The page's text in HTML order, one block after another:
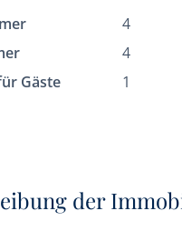
4
4
Gäste
1
der